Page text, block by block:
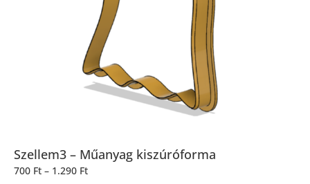
Szellem3 – Műanyag kiszúróforma
700 Ft – 1.290 Ft